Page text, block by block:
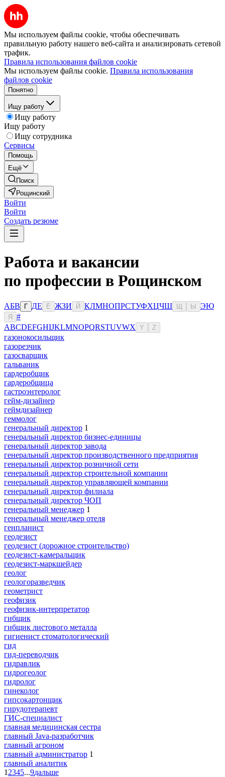
Мы используем файлы cookie, чтобы обеспечивать
правильную работу нашего веб-сайта и анализировать сетевой
трафик.
Правила использования файлов cookie
Мы используем файлы cookie. Правила использования
файлов cookie
Понятно
Ищу работу
Ищу работу
Ищу работу
Ищу сотрудника
Сервисы
Помощь
Ещё
Поиск
Рощинский
Войти
Войти
Создать резюме
Работа и вакансии
по профессии в Рощинском
АБВ Г ДЕ Ё ЖЗИ Й КЛМНОПРСТУФХЦЧШ Ы ЭЮ
Я
#
ABCDEFGHIJKLMNOPQRSTUVWX Y Z
газонокосильщик
газорезчик
газосварщик
гальваник
гардеробщик
гардеробщица
гастроэнтеролог
гейм-дизайнер
геймдизайнер
геммолог
генеральный директор 1
генеральный директор бизнес-единицы
генеральный директор завода
генеральный директор производственного предприятия
генеральный директор розничной сети
генеральный директор строительной компании
генеральный директор управляющей компании
генеральный директор филиала
генеральный директор ЧОП
генеральный менеджер 1
генеральный менеджер отеля
генпланист
геодезист
геодезист (дорожное строительство)
геодезист-камеральщик
геодезист-маркшейдер
геолог
геологоразведчик
геометрист
геофизик
геофизик-интерпретатор
гибщик
гибщик листового металла
гигиенист стоматологический
гид
гид-переводчик
гидравлик
гидрогеолог
гидролог
гинеколог
гипсокартонщик
гирудотерапевт
ГИС-специалист
главная медицинская сестра
главный Java-разработчик
главный агроном
главный администратор 1
главный аналитик
1 2345...9дальше